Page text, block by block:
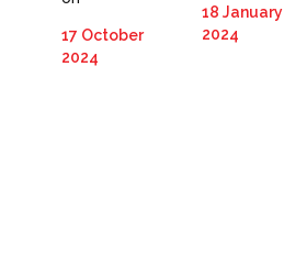
17 October
2024
18 January
2024